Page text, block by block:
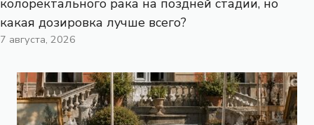
какая дозировка лучше всего?
7 августа, 2026